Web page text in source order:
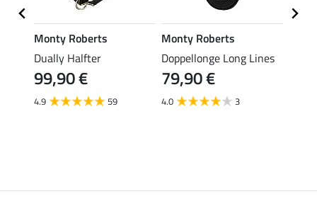
Monty Roberts
Dually Halfter
99,90 €
4.9 59
Monty Roberts
Doppellonge Long Lines
79,90 €
4.0 3